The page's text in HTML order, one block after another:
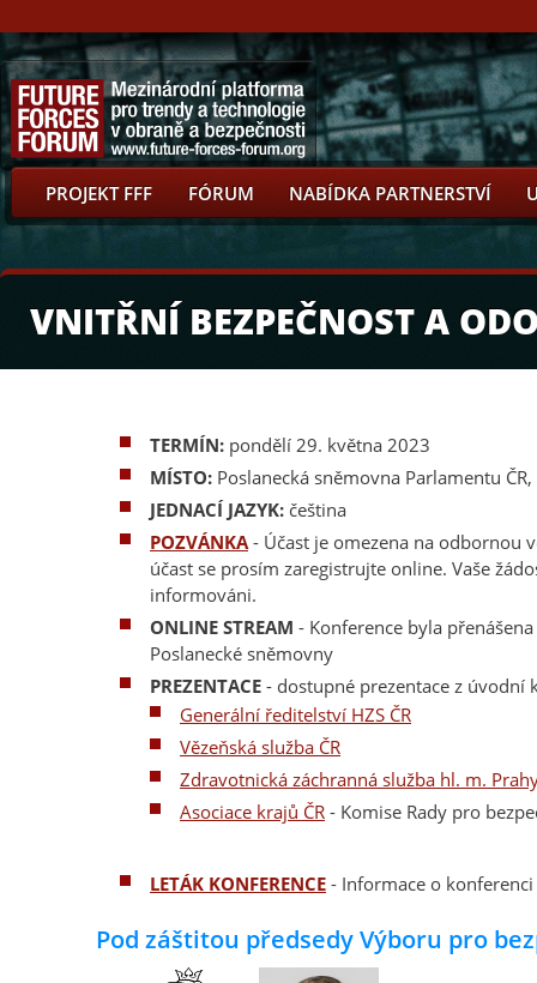
PROJEKT FFF FÓRUM NABÍDKA PARTNERSTVÍ
VNITŘNÍ BEZPEČNOST A
TERMÍN: pondělí 29. května 2023
MÍSTO: Poslanecká sněmovna Parlamentu
JEDNACÍ JAZYK: čeština
POZVÁNKA- Účast je omezena na odbornou
účast se prosím zaregistrujte online. Vaše
informováni.
ONLINE STREAM - Konference byla
Poslanecké sněmovny
PREZENTACE - dostupné prezentace z úvodní
Generální ředitelství HZS ČR
Vězeňská služba ČR
Zdravotnická záchranná služba hl. m.
Asociace krajů ČR - Komise Rady pro
LETÁK KONFERENCE - Informace o konferenci
Pod záštitou předsedy Výboru pro